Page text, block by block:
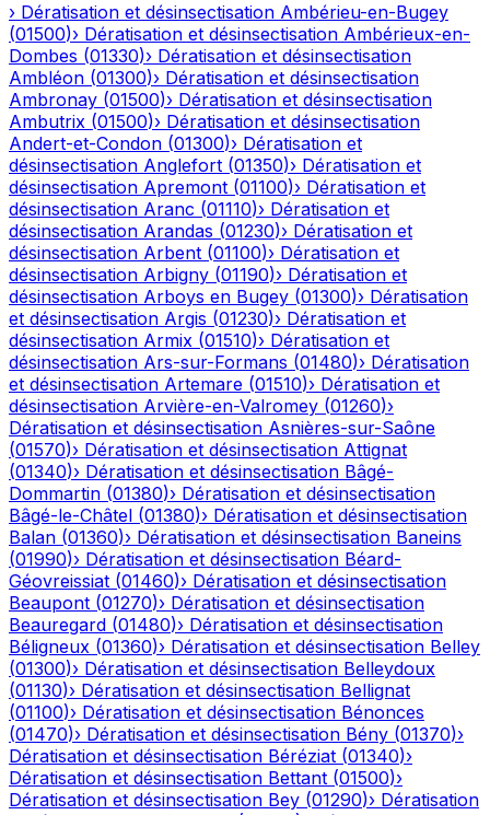
› Dératisation et désinsectisation Ambérieu-en-Bugey
(01500)› Dératisation et désinsectisation Ambérieux-en-
Dombes (01330)› Dératisation et désinsectisation
Ambléon (01300)› Dératisation et désinsectisation
Ambronay (01500)› Dératisation et désinsectisation
Ambutrix (01500)› Dératisation et désinsectisation
Andert-et-Condon (01300)› Dératisation et
désinsectisation Anglefort (01350)› Dératisation et
désinsectisation Apremont (01100)› Dératisation et
désinsectisation Aranc (01110)› Dératisation et
désinsectisation Arandas (01230)› Dératisation et
désinsectisation Arbent (01100)› Dératisation et
désinsectisation Arbigny (01190)› Dératisation et
désinsectisation Arboys en Bugey (01300)› Dératisation
et désinsectisation Argis (01230)› Dératisation et
désinsectisation Armix (01510)› Dératisation et
désinsectisation Ars-sur-Formans (01480)› Dératisation
et désinsectisation Artemare (01510)› Dératisation et
désinsectisation Arvière-en-Valromey (01260)›
Dératisation et désinsectisation Asnières-sur-Saône
(01570)› Dératisation et désinsectisation Attignat
(01340)› Dératisation et désinsectisation Bâgé-
Dommartin (01380)› Dératisation et désinsectisation
Bâgé-le-Châtel (01380)› Dératisation et désinsectisation
Balan (01360)› Dératisation et désinsectisation Baneins
(01990)› Dératisation et désinsectisation Béard-
Géovreissiat (01460)› Dératisation et désinsectisation
Beaupont (01270)› Dératisation et désinsectisation
Beauregard (01480)› Dératisation et désinsectisation
Béligneux (01360)› Dératisation et désinsectisation Belley
(01300)› Dératisation et désinsectisation Belleydoux
(01130)› Dératisation et désinsectisation Bellignat
(01100)› Dératisation et désinsectisation Bénonces
(01470)› Dératisation et désinsectisation Bény (01370)›
Dératisation et désinsectisation Béréziat (01340)›
Dératisation et désinsectisation Bettant (01500)›
Dératisation et désinsectisation Bey (01290)› Dératisation